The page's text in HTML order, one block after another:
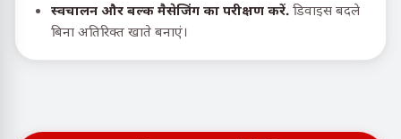
स्वचालन और बल्क मैसेजिंग का परीक्षण करें. डिवाइस बदले
बिना अतिरिक्त खाते बनाएं।